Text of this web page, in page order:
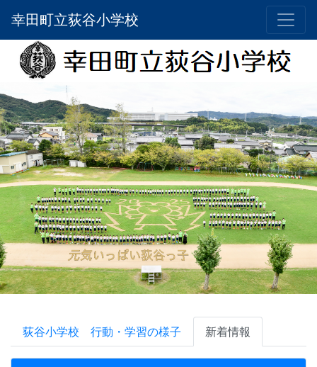
幸田町立荻谷小学校
荻谷小学校 行動・学習の様子 新着情報